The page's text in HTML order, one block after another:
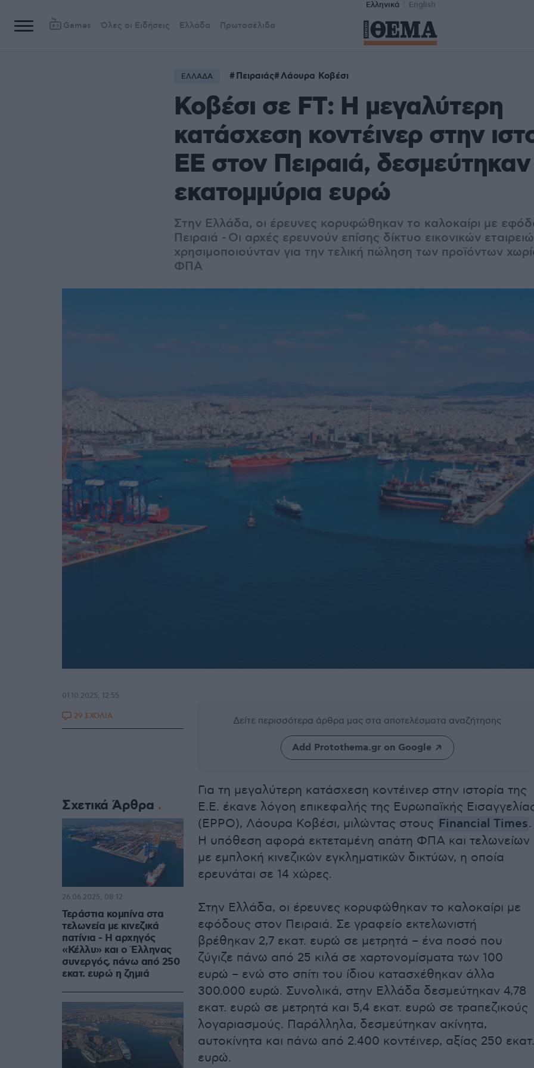
Ελληνικά English
Games Όλες οι Ειδήσεις Ελλάδα Πρωτοσέλιδα
ΕΛΛΑΔΑ Πειραιάς Λάουρα Κοβέσι
Κοβέσι σε FT: Η μεγαλύτερη
κατάσχεση κοντέινερ στην
ΕΕ στον Πειραιά, δεσμεύτηκαν
εκατομμύρια ευρώ
Στην Ελλάδα, οι έρευνες κορυφώθηκαν το καλοκαίρι με
Πειραιά - Οι αρχές ερευνούν επίσης δίκτυο εικονικών
χρησιμοποιούνταν για την τελική πώληση των προϊόντων
ΦΠΑ
Δείτε περισσότερα άρθρα μας στα αποτελέσματα αναζήτησης
Add Protothema.gr on Google
Για τη μεγαλύτερη κατάσχεση κοντέινερ στην ιστορία της
Ε.Ε. έκανε λόγοη επικεφαλής της Ευρωπαϊκής
(EPPO), Λάουρα Κοβέσι, μιλώντας στους Financial Times.
Η υπόθεση αφορά εκτεταμένη απάτη ΦΠΑ και τελωνείων
με εμπλοκή κινεζικών εγκληματικών δικτύων, η οποία
ερευνάται σε 14 χώρες.
Στην Ελλάδα, οι έρευνες κορυφώθηκαν το καλοκαίρι με
εφόδους στον Πειραιά. Σε γραφείο εκτελωνιστή
βρέθηκαν 2,7 εκατ. ευρώ σε μετρητά – ένα ποσό που
ζύγιζε πάνω από 25 κιλά σε χαρτονομίσματα των 100
ευρώ – ενώ στο σπίτι του ίδιου κατασχέθηκαν άλλα
300.000 ευρώ. Συνολικά, στην Ελλάδα δεσμεύτηκαν 4,78
εκατ. ευρώ σε μετρητά και 5,4 εκατ. ευρώ σε τραπεζικούς
λογαριασμούς. Παράλληλα, δεσμεύτηκαν ακίνητα,
αυτοκίνητα και πάνω από 2.400 κοντέινερ, αξίας 250 εκατ.
ευρώ.
01.10.2025, 12:55
29 ΣΧΟΛΙΑ
Σχετικά Άρθρα
Τεράστια κομπίνα στα
τελωνεία με κινεζικά
πατίνια - Η αρχηγός
«Κέλλυ» και ο Έλληνας
συνεργός, πάνω από 250
εκατ. ευρώ η ζημιά
26.06.2025, 08:12